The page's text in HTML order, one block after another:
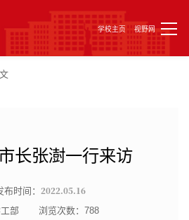
学校主页 视野网
长张澍一行来访
布时间： 2022.05.16
部 浏览次数：788